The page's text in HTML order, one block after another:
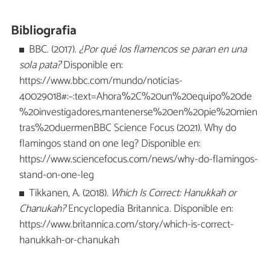
Bibliografia
BBC. (2017).¿Por qué los flamencos se paran en una
sola pata?Disponible en:
https://www.bbc.com/mundo/noticias-
40029018#:~:text=Ahora%2C%20un%20equipo%20de
%20investigadores,mantenerse%20en%20pie%20mien
tras%20duermenBBC Science Focus (2021). Why do
flamingos stand on one leg? Disponible en:
https://www.sciencefocus.com/news/why-do-flamingos-
stand-on-one-leg
Tikkanen, A. (2018). Which Is Correct: Hanukkah or
Chanukah?Encyclopedia Britannica. Disponible en:
https://www.britannica.com/story/which-is-correct-
hanukkah-or-chanukah